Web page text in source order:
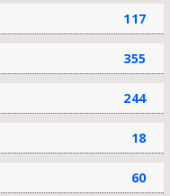
117
355
244
18
60